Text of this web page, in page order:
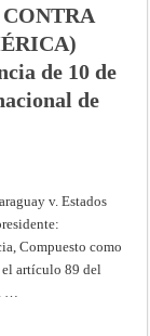
de 10 de
de
v. Estados
Compuesto como
artículo 89 del
…